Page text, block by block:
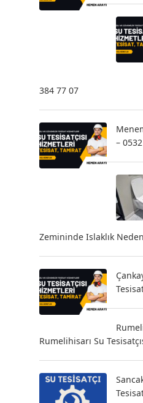
384 77 07
–
Zemininde Islaklık
Rumelihisarı Su